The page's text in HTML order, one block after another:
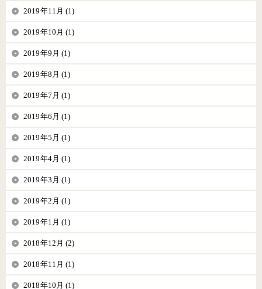
2019年11月 (1)
2019年10月 (1)
2019年9月 (1)
2019年8月 (1)
2019年7月 (1)
2019年6月 (1)
2019年5月 (1)
2019年4月 (1)
2019年3月 (1)
2019年2月 (1)
2019年1月 (1)
2018年12月 (2)
2018年11月 (1)
2018年10月 (1)